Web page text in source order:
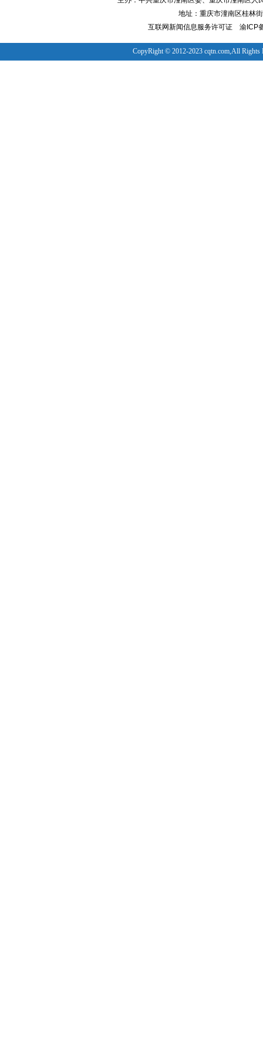
地址：重庆市潼南区桂林
互联网新闻信息服务许可证
渝ICP
CopyRight © 2012-2023 cqtn.com,All Rights